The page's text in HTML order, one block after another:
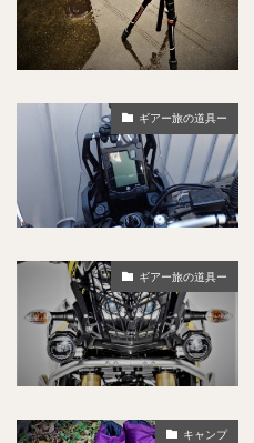
ギアー旅の道具ー
ギアー旅の道具ー
キャンプ